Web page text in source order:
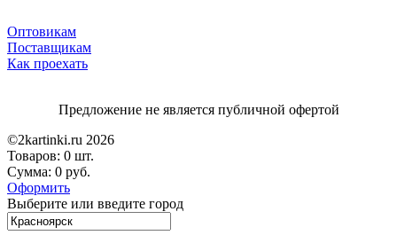
Оптовикам
Поставщикам
Как проехать
Предложение не является публичной офертой
©2kartinki.ru 2026
Товаров: 0 шт.
Сумма: 0 руб.
Оформить
Выберите или введите город